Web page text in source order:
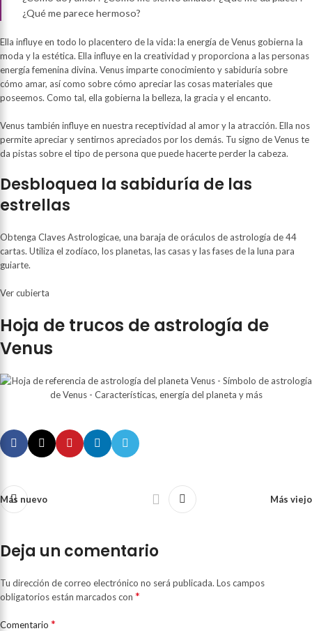
¿Qué me parece hermoso?
Ella influye en todo lo placentero de la vida: la energía de Venus gobierna la
moda y la estética. Ella influye en la creatividad y proporciona a las personas
energía femenina divina. Venus imparte conocimiento y sabiduría sobre
cómo amar, así como sobre cómo apreciar las cosas materiales que
poseemos. Como tal, ella gobierna la belleza, la gracia y el encanto.
Venus también influye en nuestra receptividad al amor y la atracción. Ella nos
permite apreciar y sentirnos apreciados por los demás. Tu signo de Venus te
da pistas sobre el tipo de persona que puede hacerte perder la cabeza.
Desbloquea la sabiduría de las
estrellas
Obtenga Claves Astrologicae, una baraja de oráculos de astrología de 44
cartas. Utiliza el zodíaco, los planetas, las casas y las fases de la luna para
guiarte.
Ver cubierta
Hoja de trucos de astrología de
Venus
Más nuevo Más viejo
Deja un comentario
Tu dirección de correo electrónico no será publicada. Los campos
obligatorios están marcados con *
Comentario *